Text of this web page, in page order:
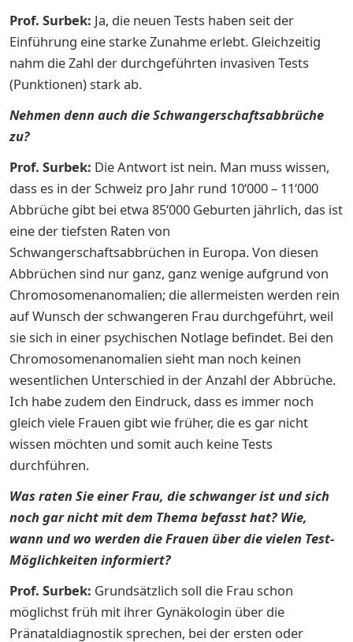
Prof. Surbek: Ja, die neuen Tests haben seit der
Einführung eine starke Zunahme erlebt. Gleichzeitig
nahm die Zahl der durchgeführten invasiven Tests
(Punktionen) stark ab.
Nehmen denn auch die Schwangerschaftsabbrüche
zu?
Prof. Surbek: Die Antwort ist nein. Man muss wissen,
dass es in der Schweiz pro Jahr rund 10‘000 – 11‘000
Abbrüche gibt bei etwa 85‘000 Geburten jährlich, das ist
eine der tiefsten Raten von
Schwangerschaftsabbrüchen in Europa. Von diesen
Abbrüchen sind nur ganz, ganz wenige aufgrund von
Chromosomenanomalien; die allermeisten werden rein
auf Wunsch der schwangeren Frau durchgeführt, weil
sie sich in einer psychischen Notlage befindet. Bei den
Chromosomenanomalien sieht man noch keinen
wesentlichen Unterschied in der Anzahl der Abbrüche.
Ich habe zudem den Eindruck, dass es immer noch
gleich viele Frauen gibt wie früher, die es gar nicht
wissen möchten und somit auch keine Tests
durchführen.
Was raten Sie einer Frau, die schwanger ist und sich
noch gar nicht mit dem Thema befasst hat? Wie,
wann und wo werden die Frauen über die vielen Test-
Möglichkeiten informiert?
Prof. Surbek: Grundsätzlich soll die Frau schon
möglichst früh mit ihrer Gynäkologin über die
Pränataldiagnostik sprechen, bei der ersten oder